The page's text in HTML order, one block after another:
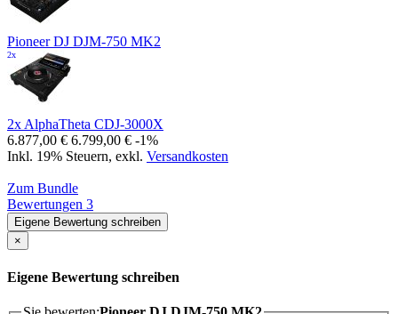
Pioneer DJ DJM-750 MK2
2x
2x AlphaTheta CDJ-3000X
6.877,00 € 6.799,00 € -1%
Inkl. 19% Steuern, exkl. Versandkosten
Zum Bundle
Bewertungen 3
Eigene Bewertung schreiben
×
Eigene Bewertung schreiben